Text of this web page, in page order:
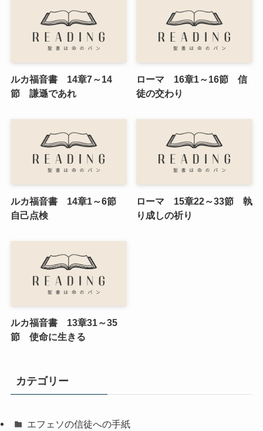
ルカ福音書 14章7～14
節 謙遜であれ
ローマ 16章1～16節 信
徒の交わり
ルカ福音書 14章1～6節
自己点検
ローマ 15章22～33節 執
り成しの祈り
ルカ福音書 13章31～35
節 使命に生きる
カテゴリー
エフェソの信徒への手紙